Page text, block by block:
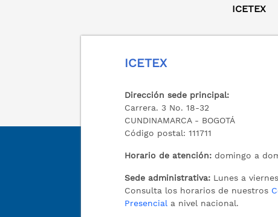
ICETEX
ICETEX
Dirección sede principal:
Carrera. 3 No. 18-32
CUNDINAMARCA - BOGOTÁ
Código postal: 111711
Horario de atención: domingo a
Sede administrativa: Lunes a
Consulta los horarios de nuestros
Presencial a nivel nacional.